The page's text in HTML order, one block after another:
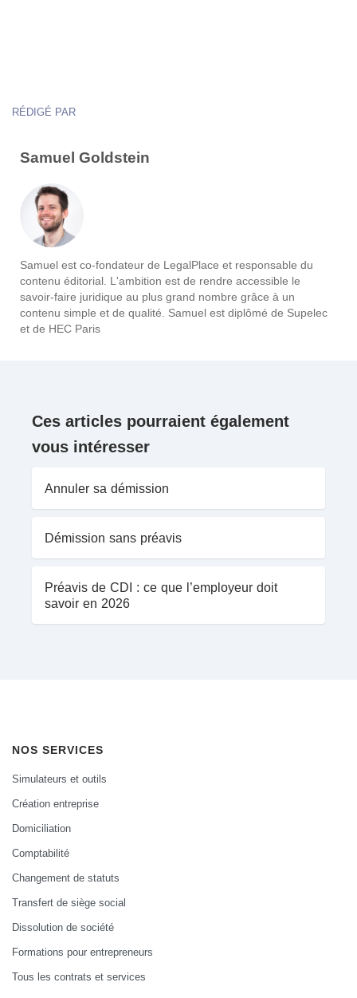
RÉDIGÉ PAR
Samuel Goldstein
Samuel est co-fondateur de LegalPlace et responsable du
contenu éditorial. L'ambition est de rendre accessible le
savoir-faire juridique au plus grand nombre grâce à un
contenu simple et de qualité. Samuel est diplômé de Supelec
et de HEC Paris
Ces articles pourraient également
vous intéresser
Annuler sa démission
Démission sans préavis
Préavis de CDI : ce que l’employeur doit
savoir en 2026
NOS SERVICES
Simulateurs et outils
Création entreprise
Domiciliation
Comptabilité
Changement de statuts
Transfert de siège social
Dissolution de société
Formations pour entrepreneurs
Tous les contrats et services